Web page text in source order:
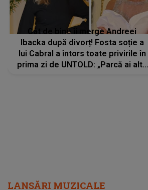
Cât de bine îi merge Andreei
Ibacka după divorț! Fosta soție a
lui Cabral a întors toate privirile în
prima zi de UNTOLD: „Parcă ai altă
LANSĂRI MUZICALE